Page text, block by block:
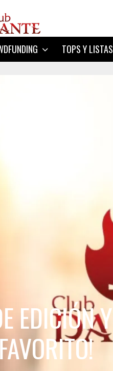
TOPS Y LISTAS
EDICIÓN Y